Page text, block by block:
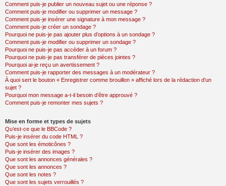
Comment puis-je publier un nouveau sujet ou une réponse ?
Comment puis-je modifier ou supprimer un message ?
Comment puis-je insérer une signature à mon message ?
Comment puis-je créer un sondage ?
Pourquoi ne puis-je pas ajouter plus d’options à un sondage ?
Comment puis-je modifier ou supprimer un sondage ?
Pourquoi ne puis-je pas accéder à un forum ?
Pourquoi ne puis-je pas transférer de pièces jointes ?
Pourquoi ai-je reçu un avertissement ?
Comment puis-je rapporter des messages à un modérateur ?
À quoi sert le bouton « Enregistrer comme brouillon » affiché lors de la rédaction d’un
sujet ?
Pourquoi mon message a-t-il besoin d’être approuvé ?
Comment puis-je remonter mes sujets ?
Mise en forme et types de sujets
Qu’est-ce que le BBCode ?
Puis-je insérer du code HTML ?
Que sont les émoticônes ?
Puis-je insérer des images ?
Que sont les annonces générales ?
Que sont les annonces ?
Que sont les notes ?
Que sont les sujets verrouillés ?